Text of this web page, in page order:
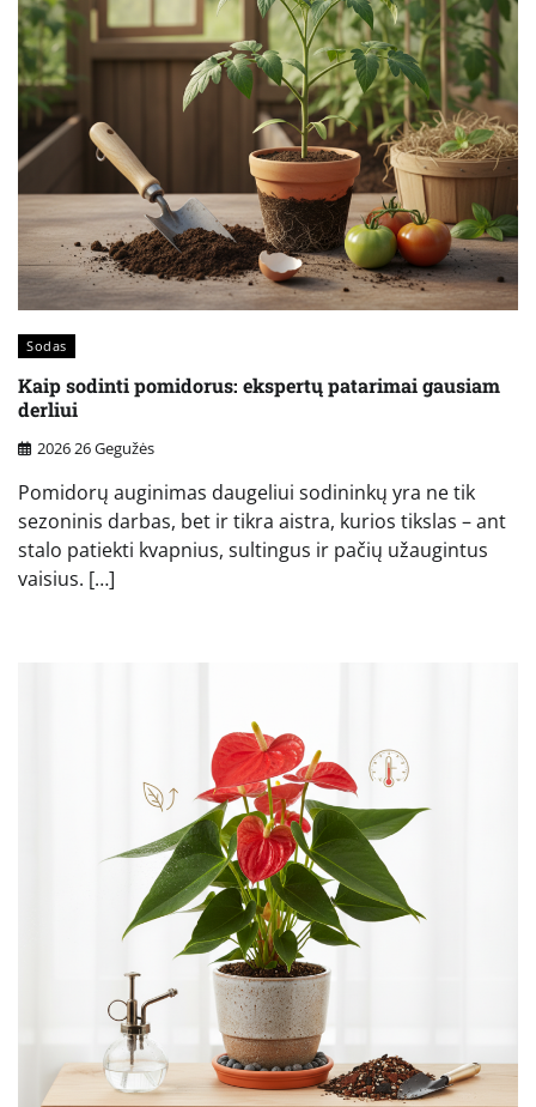
Sodas
Kaip sodinti pomidorus: ekspertų patarimai gausiam
derliui
2026 26 Gegužės
Pomidorų auginimas daugeliui sodininkų yra ne tik
sezoninis darbas, bet ir tikra aistra, kurios tikslas – ant
stalo patiekti kvapnius, sultingus ir pačių užaugintus
vaisius. […]